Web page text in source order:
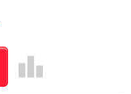
leaderboard